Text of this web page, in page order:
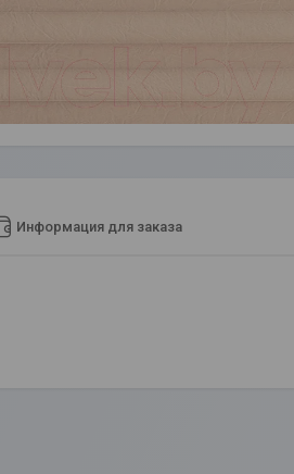
Информация для заказа